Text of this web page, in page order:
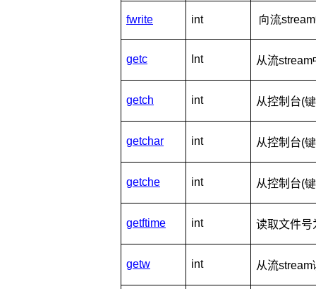
fwrite int 向流
getc Int 从流stream
getch int 从控制台(
getchar int 从控制台(
getche int 从控制台(
getftime int 读取文件号
getw int 从流stream